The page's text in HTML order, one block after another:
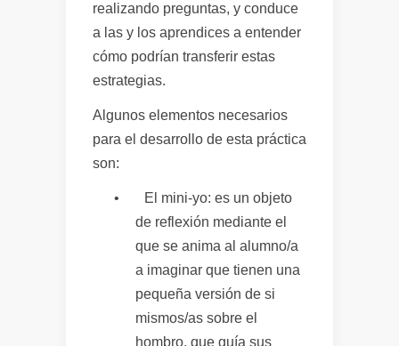
realizando preguntas, y conduce
a las y los aprendices a entender
cómo podrían transferir estas
estrategias.
Algunos elementos necesarios
para el desarrollo de esta práctica
son:
• El mini-yo: es un objeto
de reflexión mediante el
que se anima al alumno/a
a imaginar que tienen una
pequeña versión de si
mismos/as sobre el
hombro, que guía sus